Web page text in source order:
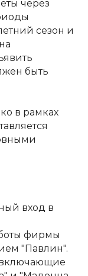
через
сезон и
быть
в рамках
вход в
фирмы
"Павлин".
включающие